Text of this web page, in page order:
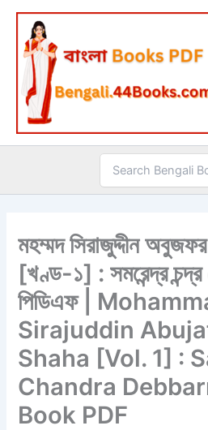
Skip
content
Search
for:
মহম্মদ সিরাজুদ্দীন
[খণ্ড-১] : সমরেন্দ্র চন্দ্র
পিডিএফ |
Sirajuddin
Shaha [Vol. 1] :
Chandra
Book PDF